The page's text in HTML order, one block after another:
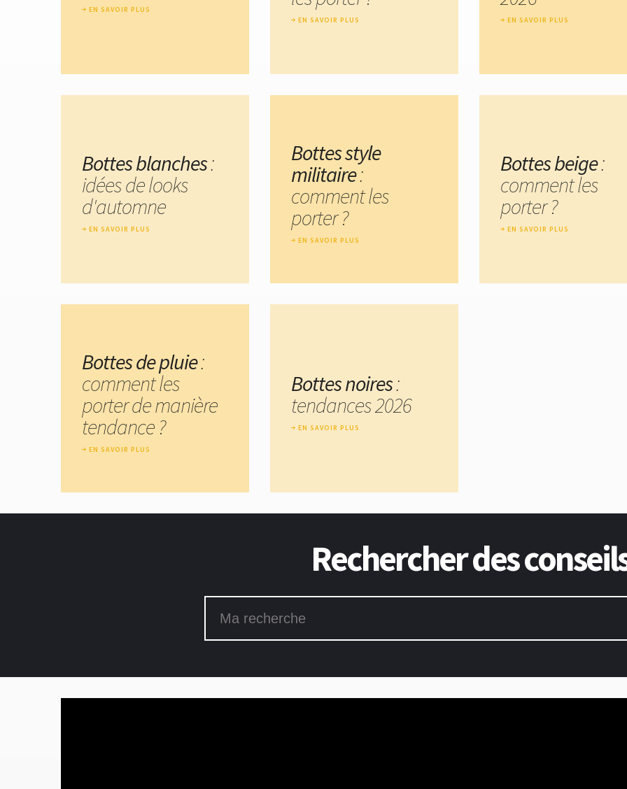
EN SAVOIR PLUS
EN SAVOIR PLUS EN SAVOIR PLUS
Bottes blanches:
idées de looks
d'automne
EN SAVOIR PLUS
Bottes style
militaire:
comment les
porter ?
EN SAVOIR PLUS
Bottes beige:
comment les
porter ?
EN SAVOIR PLUS
Bottes de pluie:
comment les
porter de manière
tendance ?
EN SAVOIR PLUS
Bottes noires:
tendances 2026
EN SAVOIR PLUS
Rechercher des